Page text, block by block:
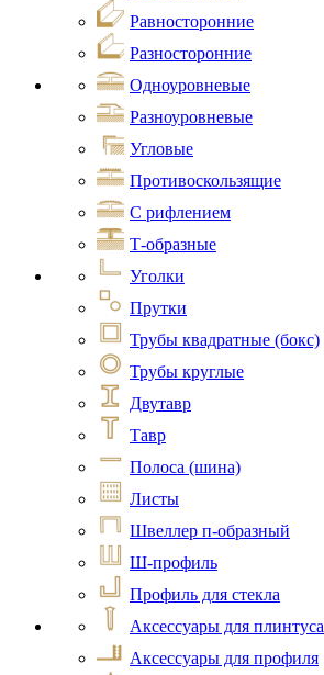
Равносторонние
Разносторонние
Одноуровневые
Разноуровневые
Угловые
Противоскользящие
С рифлением
Т-образные
Уголки
Прутки
Трубы квадратные (бокс)
Трубы круглые
Двутавр
Тавр
Полоса (шина)
Листы
Швеллер п-образный
Ш-профиль
Профиль для стекла
Аксессуары для плинтуса
Аксессуары для профиля